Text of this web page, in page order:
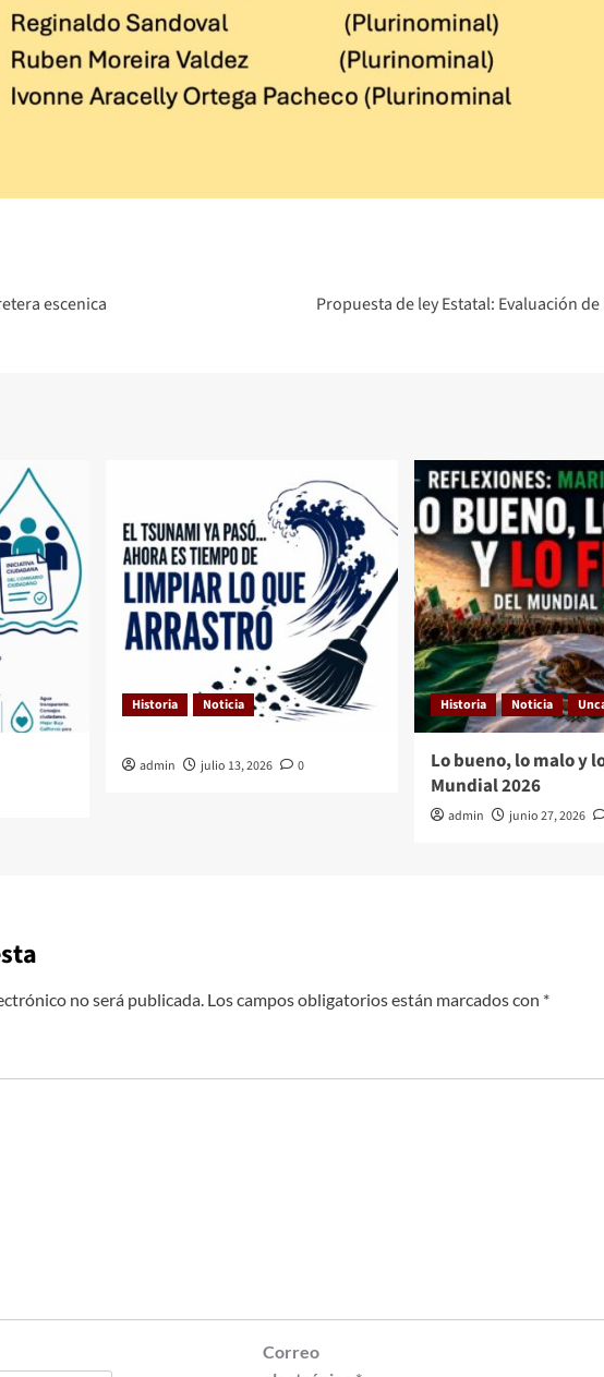
escenica
Propuesta de ley Estatal: Evaluación
Historia Noticia
admin julio 13, 2026 0
Historia Noticia
Lo bueno, lo malo y
Mundial 2026
admin junio 27, 2026
no será publicada. Los campos obligatorios están marcados con *
Correo